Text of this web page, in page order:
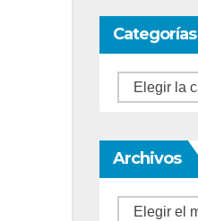
Categorías
Categorías
Archivos
Archivos